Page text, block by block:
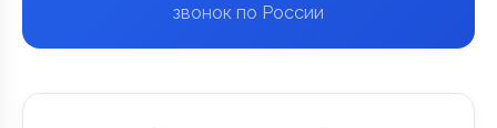
звонок по России